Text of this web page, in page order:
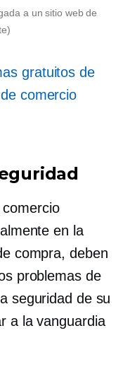
a un sitio web de
gratuitos de
comercio
en la
compra, deben
problemas de
seguridad de su
a la vanguardia